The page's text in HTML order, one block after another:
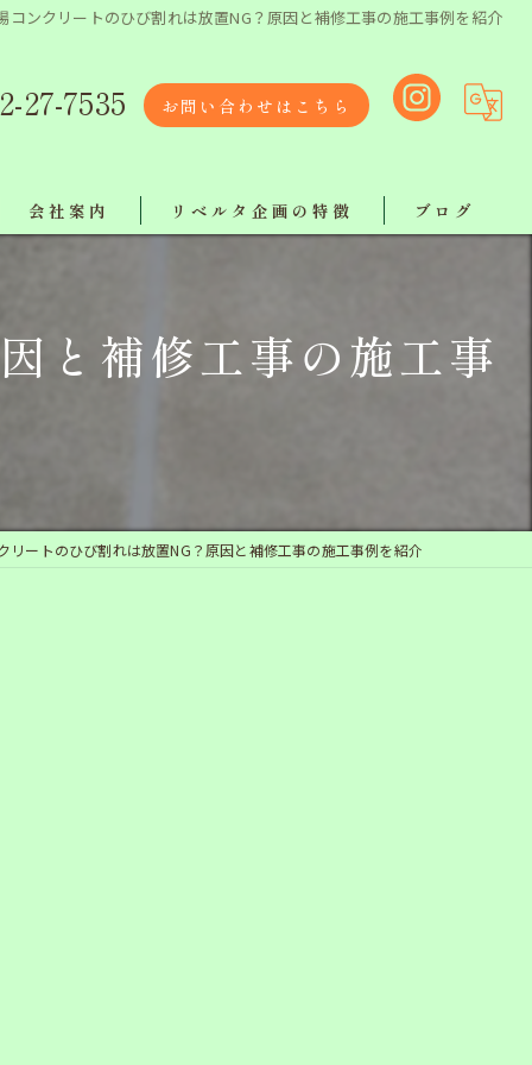
コンクリートのひび割れは放置NG？原因と補修工事の施工事例を紹介
27-7535 お問い合わせはこちら
会社案内
リベルタスタッフ紹介
リベルタ企画の特徴
塗り替え
ブログ
と補修工事の施工事
リートのひび割れは放置NG？原因と補修工事の施工事例を紹介